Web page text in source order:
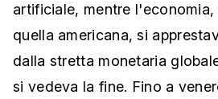
artificiale, mentre l'economia,
quella americana, si
dalla stretta monetaria
si vedeva la fine. Fino a